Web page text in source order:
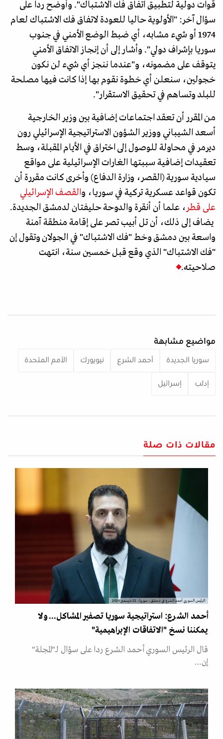
قوات دولية لتطبيق اتفاق فك الاشتباك". وأوضح ردا على
سؤال آخر: "الأولوية حاليا للعودة لاتفاق فك الاشتباك لعام
1974 أو شيء مشابه، أي ضبط الوضع الأمني في جنوب
سوريا بإشراف دولي". وأشار إلى أن إنجاز الاتفاق الأمني
يتوقف على مضمونه، و"عندما ننجز أي شيء لن نكون
خجولين، سنعلن أي خطوة نقوم بها إذا كانت فيها مصلحة
للبلد وتساهم في تحقيق الاستقرار".
من المقرر أن تعقد اجتماعات إضافية بين وزير الخارجية
أسعد الشيباني ووزير الشؤون الاستراتيجية الإسرائيلي رون
ديرمر في محاولة للوصول إلى اختراق في الأيام المقبلة، وسط
تعقيدات إضافية سببتها الغارات الإسرائيلية على مواقع
سيادية سورية (القصر، وزارة الدفاع) وأخرى كانت مقررة أن
تكون قواعد عسكرية تركية في سوريا، والقصف الإسرائيلي
على قطر، علما أن أنقرة والدوحة حليفتان لدمشق الجديدة.
يضاف إلى ذلك، أن تل أبيب تصر على إقامة منطقة آمنة
واسعة بين دمشق وخط "فك الاشتباك" في الجولان وتقول إن
"فك الاشتباك" الذي وقع قبل خمسين سنة، انتهت
صلاحيته.
مواضيع مشابهة
سوريا الجديدة أحمد الشرع نيويورك الأمم المتحدة
إدلب إسرائيل
مقالات ذات صلة
الرئيس السوري أحمد الشرع في دمشق، سوريا، 22 ديسمبر 2024
أحمد الشرع: استراتيجية سوريا تصفير المشاكل... ولا
يمكننا نسخ "الاتفاقات الإبراهيمية"
قال الرئيس السوري أحمد الشرع ردا على سؤال لـ"المجلة"
إن…